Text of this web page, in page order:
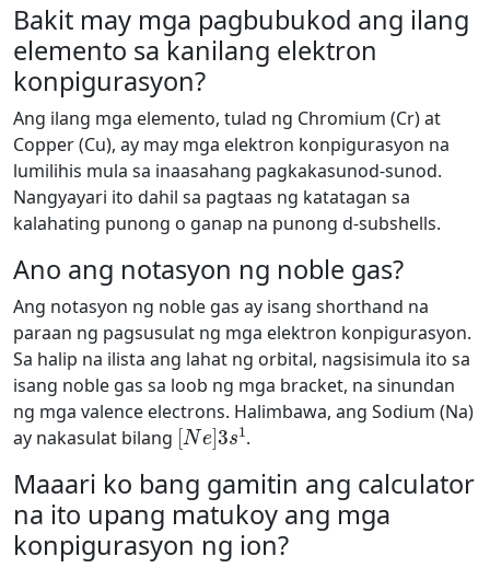
Bakit may mga pagbubukod ang ilang
elemento sa kanilang elektron
konpigurasyon?
Ang ilang mga elemento, tulad ng Chromium (Cr) at
Copper (Cu), ay may mga elektron konpigurasyon na
lumilihis mula sa inaasahang pagkakasunod-sunod.
Nangyayari ito dahil sa pagtaas ng katatagan sa
kalahating punong o ganap na punong d-subshells.
Ano ang notasyon ng noble gas?
Ang notasyon ng noble gas ay isang shorthand na
paraan ng pagsusulat ng mga elektron konpigurasyon.
Sa halip na ilista ang lahat ng orbital, nagsisimula ito sa
isang noble gas sa loob ng mga bracket, na sinundan
ng mga valence electrons. Halimbawa, ang Sodium (Na)
ay nakasulat bilang
[Ne]3 s1
.
Maaari ko bang gamitin ang calculator
na ito upang matukoy ang mga
konpigurasyon ng ion?